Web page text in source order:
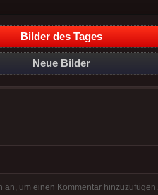
Bilder des Tages
Neue Bilder
an, um einen Kommentar hinzuzufügen.